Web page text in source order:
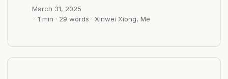
才的新型签证 吸引外国高科技人才来华工作、创业
或交流 该签证不要求国内雇主担保，只需满足年
境、停留期长达5年，并可直接通往永久居留 这个签
证像是应对美国提高H-1B签证费用（高达10万美
代人能跟上它的速度吗？ 从蒸汽机、电力、互联网
到如今的人工智能，技术不断扩展人类的能力，拓展
Articles & Resources Quotes & Inspiration Next
Month’s Focus
March 31, 2025
· 1 min · 29 words · Xinwei Xiong, Me